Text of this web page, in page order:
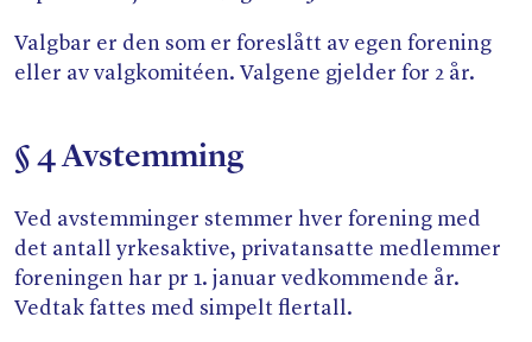
Valgbar er den som er foreslått av egen forening
eller av valgkomitéen. Valgene gjelder for 2 år.
§ 4 Avstemming
Ved avstemminger stemmer hver forening med
det antall yrkesaktive, privatansatte medlemmer
foreningen har pr 1. januar vedkommende år.
Vedtak fattes med simpelt flertall.